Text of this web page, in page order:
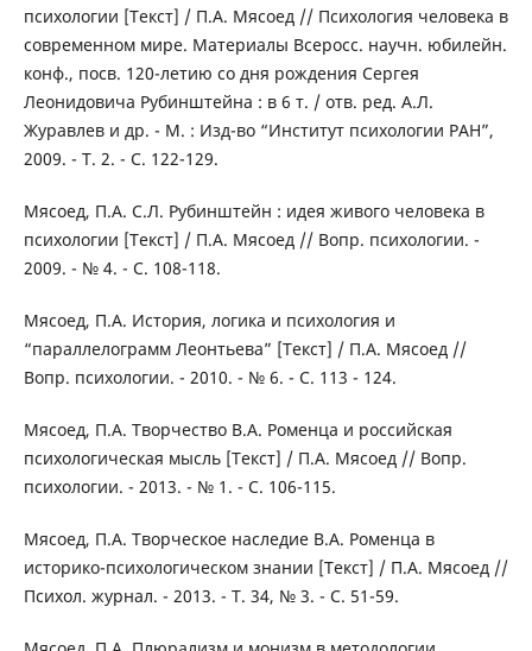
психологии [Текст] / П.А. Мясоед // Психология человека в
современном мире. Материалы Всеросс. научн. юбилейн.
конф., посв. 120-летию со дня рождения Сергея
Леонидовича Рубинштейна : в 6 т. / отв. ред. А.Л.
Журавлев и др. - М. : Изд-во “Институт психологии РАН”,
2009. - Т. 2. - С. 122-129.
Мясоед, П.А. С.Л. Рубинштейн : идея живого человека в
психологии [Текст] / П.А. Мясоед // Вопр. психологии. -
2009. - № 4. - С. 108-118.
Мясоед, П.А. История, логика и психология и
“параллелограмм Леонтьева” [Текст] / П.А. Мясоед //
Вопр. психологии. - 2010. - № 6. - С. 113 - 124.
Мясоед, П.А. Творчество В.А. Роменца и российская
психологическая мысль [Текст] / П.А. Мясоед // Вопр.
психологии. - 2013. - № 1. - С. 106-115.
Мясоед, П.А. Творческое наследие В.А. Роменца в
историко-психологическом знании [Текст] / П.А. Мясоед //
Психол. журнал. - 2013. - Т. 34, № 3. - С. 51-59.